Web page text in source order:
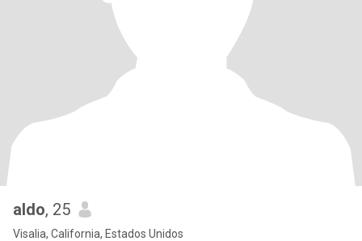
aldo, 25
Visalia, California, Estados Unidos